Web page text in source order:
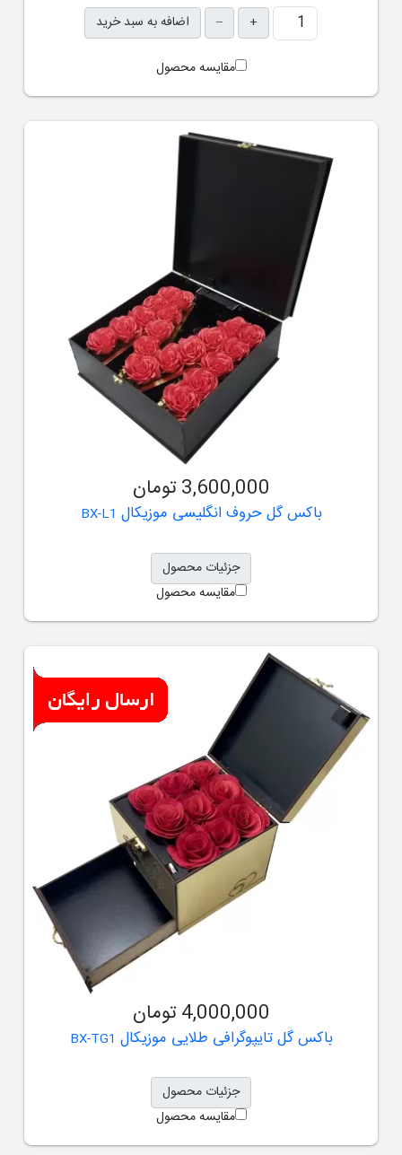
+
– اضافه به سبد خرید
مقایسه محصول
3,600,000 تومان
باکس گل حروف انگلیسی موزیکال BX-L1
جزئیات محصول
مقایسه محصول
4,000,000 تومان
باکس گل تایپوگرافی طلایی موزیکال BX-TG1
جزئیات محصول
مقایسه محصول